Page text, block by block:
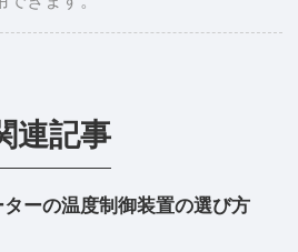
連記事
ーの温度制御装置の選び方